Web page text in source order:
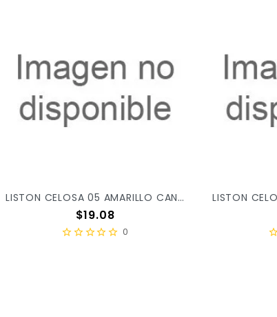
LISTON CELOSA 05 AMARILLO CANARIO 04 X/52
Precio
$19.08
0